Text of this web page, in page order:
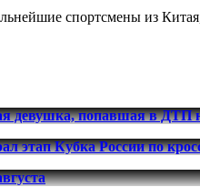
спортсмены из
девушка, попавшая в ДТП
этап Кубка России по